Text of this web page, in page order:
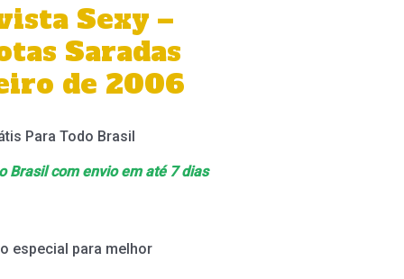
Sexy –
Saradas
de 2006
Para Todo Brasil
Brasil com envio em até 7 dias
especial para melhor